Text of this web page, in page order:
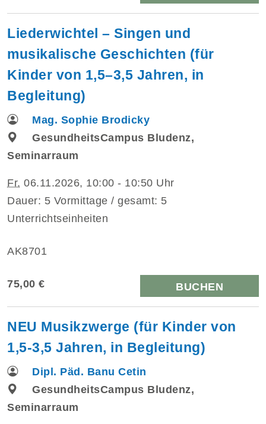
Liederwichtel – Singen und
musikalische Geschichten (für
Kinder von 1,5–3,5 Jahren, in
Begleitung)
Mag. Sophie Brodicky
GesundheitsCampus Bludenz,
Seminarraum
Fr. 06.11.2026, 10:00 - 10:50 Uhr
Dauer: 5 Vormittage / gesamt: 5
Unterrichtseinheiten
AK8701
75,00 € BUCHEN
NEU Musikzwerge (für Kinder von
1,5-3,5 Jahren, in Begleitung)
Dipl. Päd. Banu Cetin
GesundheitsCampus Bludenz,
Seminarraum